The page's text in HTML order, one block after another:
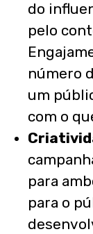
do
pelo
número
um
com o
para
para o